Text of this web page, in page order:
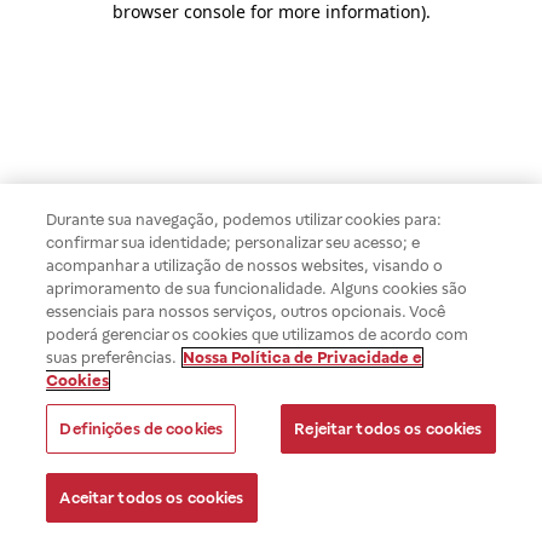
browser console for more information).
Durante sua navegação, podemos utilizar cookies para:
confirmar sua identidade; personalizar seu acesso; e
acompanhar a utilização de nossos websites, visando o
aprimoramento de sua funcionalidade. Alguns cookies são
essenciais para nossos serviços, outros opcionais. Você
poderá gerenciar os cookies que utilizamos de acordo com
suas preferências. Nossa Política de Privacidade e
Cookies
Definições de cookies Rejeitar todos os cookies
Aceitar todos os cookies